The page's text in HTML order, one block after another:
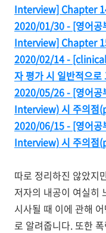
Interview] Chapter
2020/01/30 - [영어
Interview] Chapter
2020/02/14 -
자 평가 시 일반적으
2020/05/26 - [영어공
Interview) 시 주의점
2020/06/15 - [영어공
Interview) 시 주의점
따로 정리하진 않았
저자의 내공이 여실히
시사될 때 이에 관해
로 알려줍니다. 또한